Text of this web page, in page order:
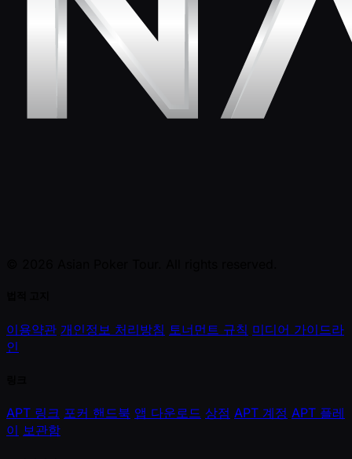
이용약관 개인정보 처리방침 토너먼트 규칙 미디어 가이드라
인
APT 링크 포커 핸드북 앱 다운로드 상점 APT 계정 APT 플레
이 보관함